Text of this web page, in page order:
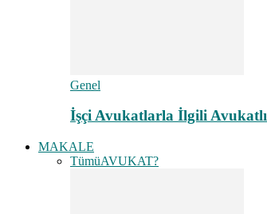
Genel
İşçi Avukatlarla İlgili
MAKALE
TümüAVUKAT?